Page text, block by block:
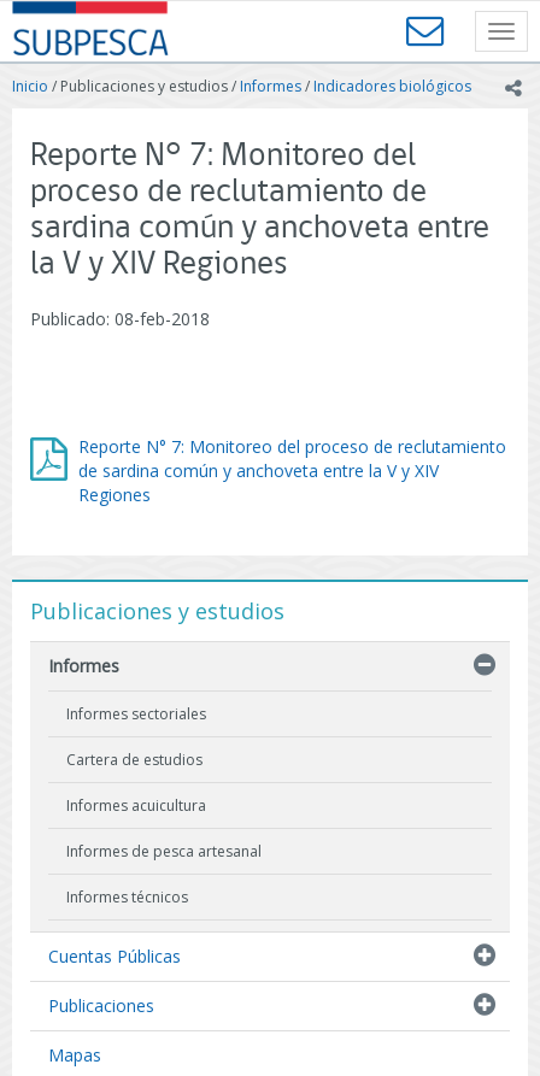
Contenido
principal
SUBPESCA
-
Subsecretaría
Acuicultura
Gobierno
de
Chile
Inicio / Publicaciones y estudios /Informes/Indicadores biológicos
Reporte N° 7: Monitoreo del
proceso de reclutamiento de
sardina común y anchoveta entre
la V y XIV Regiones
Publicado: 08-feb-2018
Reporte N° 7: Monitoreo del proceso de reclutamiento
de sardina común y anchoveta entre la V y XIV
Regiones
Publicaciones y estudios
Informes
Informes sectoriales
Cartera de estudios
Informes acuicultura
Informes de pesca artesanal
Informes técnicos
Resultados de Pescas de Investigación
Cuentas Públicas
Publicaciones
Mapas